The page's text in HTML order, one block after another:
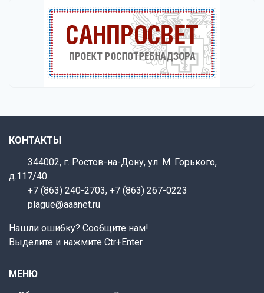
КОНТАКТЫ
344002, г. Ростов-на-Дону, ул. М. Горького,
д.117/40
+7 (863) 240-2703, +7 (863) 267-0223
plague@aaanet.ru
Нашли ошибку? Сообщите нам!
Выделите и нажмите Ctr+Enter
МЕНЮ